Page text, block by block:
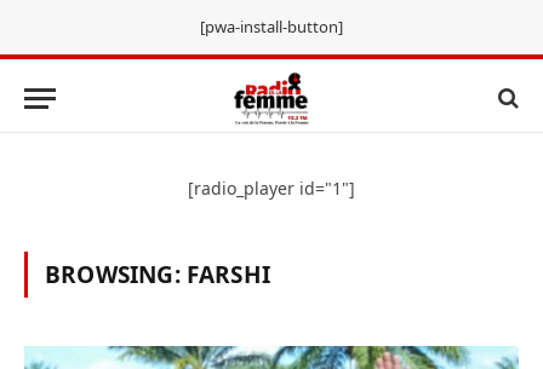
[pwa-install-button]
[radio_player id="1"]
BROWSING: FARSHI